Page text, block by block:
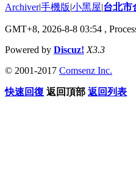
Archiver|手機版|小黑屋|台北市
GMT+8, 2026-8-8 03:54 ,
Powered by Discuz! X3.3
© 2001-2017 Comsenz Inc.
快速回復 返回頂部 返回列表